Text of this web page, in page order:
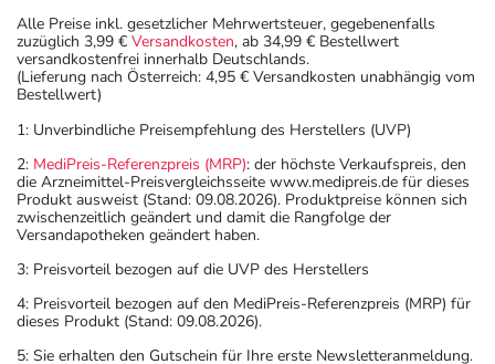
Alle Preise inkl. gesetzlicher Mehrwertsteuer, gegebenenfalls
zuzüglich 3,99 € Versandkosten, ab 34,99 € Bestellwert
versandkostenfrei innerhalb Deutschlands.
(Lieferung nach Österreich: 4,95 € Versandkosten unabhängig vom
Bestellwert)
1: Unverbindliche Preisempfehlung des Herstellers (UVP)
2: MediPreis-Referenzpreis (MRP): der höchste Verkaufspreis, den
die Arzneimittel-Preisvergleichsseite www.medipreis.de für dieses
Produkt ausweist (Stand: 09.08.2026). Produktpreise können sich
zwischenzeitlich geändert und damit die Rangfolge der
Versandapotheken geändert haben.
3: Preisvorteil bezogen auf die UVP des Herstellers
4: Preisvorteil bezogen auf den MediPreis-Referenzpreis (MRP) für
dieses Produkt (Stand: 09.08.2026).
5: Sie erhalten den Gutschein für Ihre erste Newsletteranmeldung.